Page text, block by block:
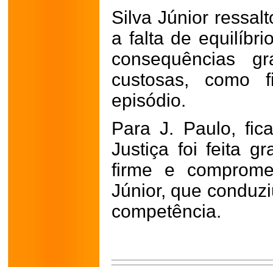
Silva Júnior
a falta de
consequências
custosas, como
episódio.
Para J. Paulo,
Justiça foi feita
firme e
Júnior, que
competência.